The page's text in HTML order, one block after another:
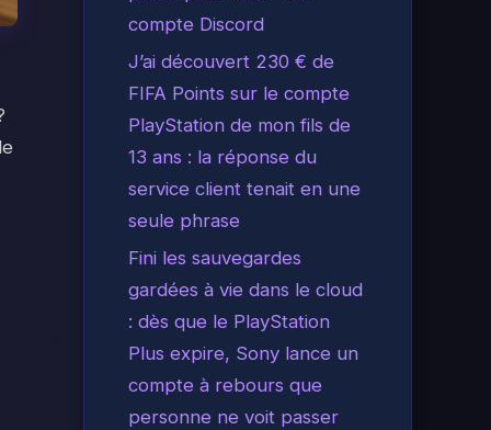
compte Discord
J’ai découvert 230 € de
FIFA Points sur le compte
PlayStation de mon fils de
13 ans : la réponse du
service client tenait en une
seule phrase
Fini les sauvegardes
gardées à vie dans le cloud
: dès que le PlayStation
Plus expire, Sony lance un
compte à rebours que
personne ne voit passer